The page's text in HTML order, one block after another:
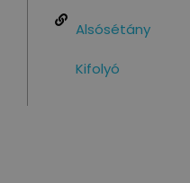
Alsósétány
Kifolyó